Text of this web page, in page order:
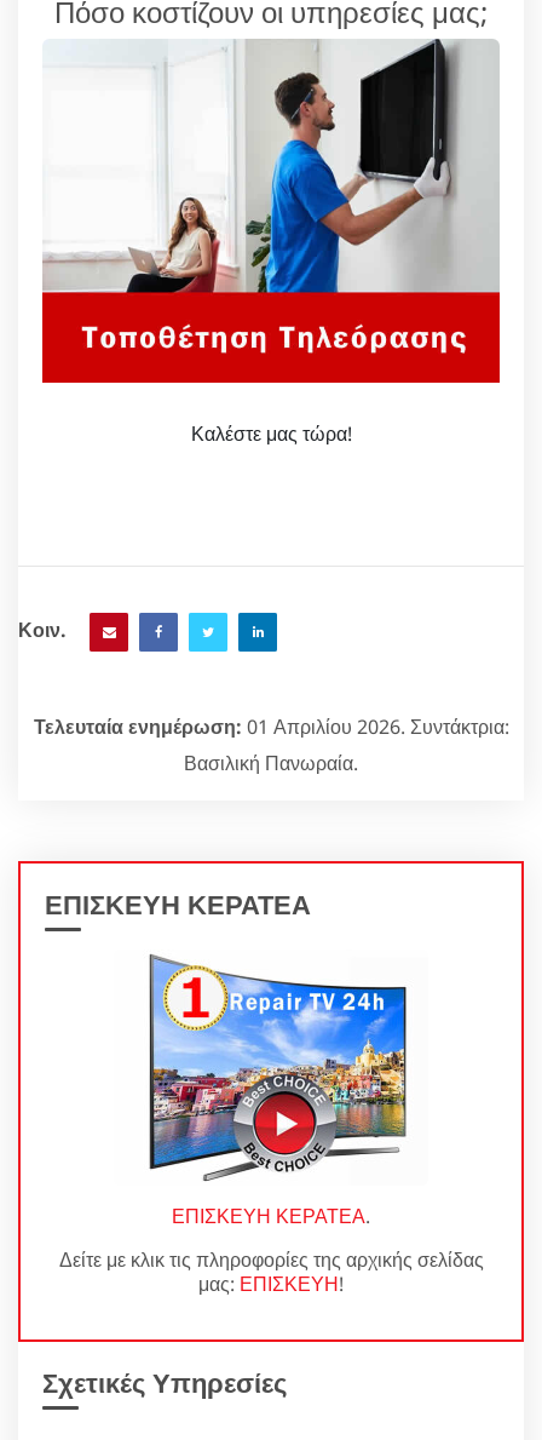
Πόσο κοστίζουν οι υπηρεσίες μας;
Καλέστε μας τώρα!
Κοιν.
Τελευταία ενημέρωση: 01 Απριλίου 2026. Συντάκτρια:
Βασιλική Πανωραία.
ΕΠΙΣΚΕΥΗ ΚΕΡΑΤΕΑ
ΕΠΙΣΚΕΥΗ ΚΕΡΑΤΕΑ.
Δείτε με κλικ τις πληροφορίες της αρχικής σελίδας
μας: ΕΠΙΣΚΕΥΗ!
Σχετικές Υπηρεσίες